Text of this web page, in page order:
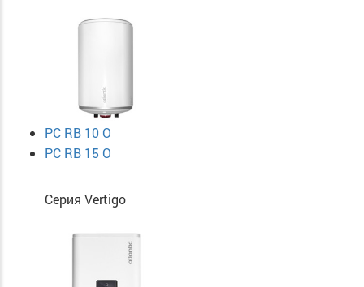
PC RB 10 O
PC RB 15 O
Серия Vertigo